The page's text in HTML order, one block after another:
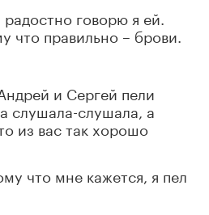
говорю я ей.
что правильно – брови.
и Сергей пели
слушала-слушала, а
из вас так хорошо
что мне кажется, я пел